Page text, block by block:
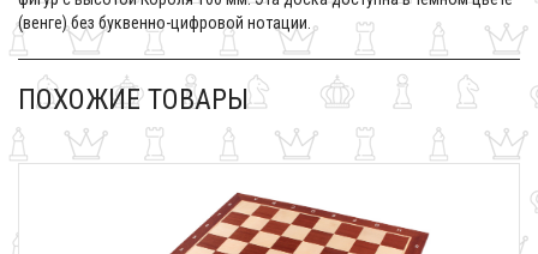
(венге) без буквенно-цифровой нотации.
ПОХОЖИЕ ТОВАРЫ